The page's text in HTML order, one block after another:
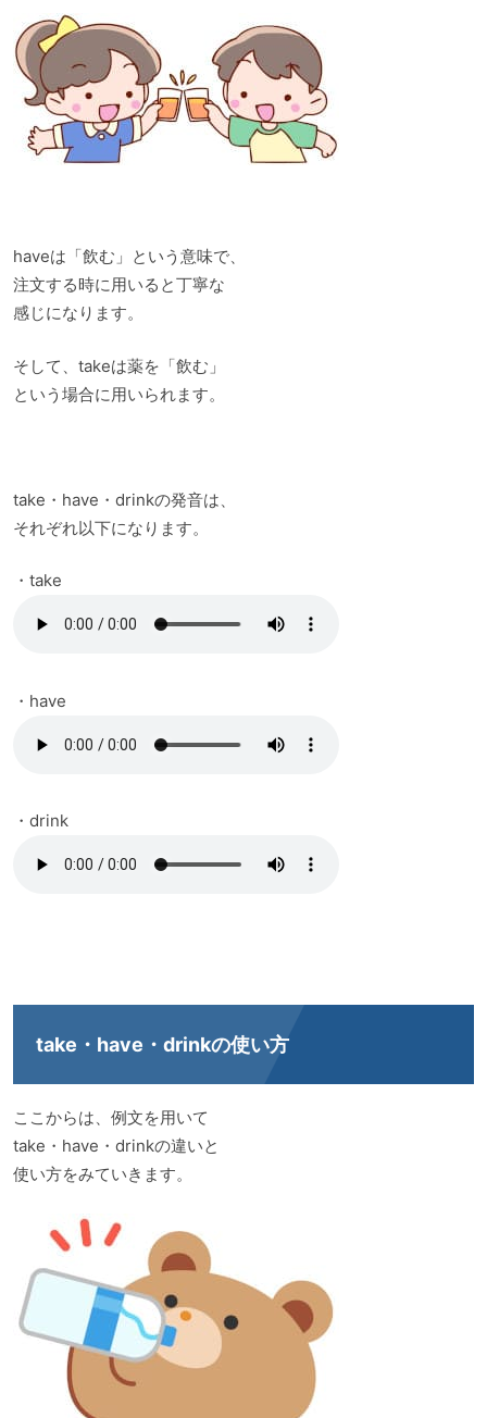
haveは「飲む」という意味で、
注文する時に用いると丁寧な
感じになります。
そして、takeは薬を「飲む」
という場合に用いられます。
take・have・drinkの発音は、
それぞれ以下になります。
・take
・have
・drink
take・have・drinkの使い方
ここからは、例文を用いて
take・have・drinkの違いと
使い方をみていきます。